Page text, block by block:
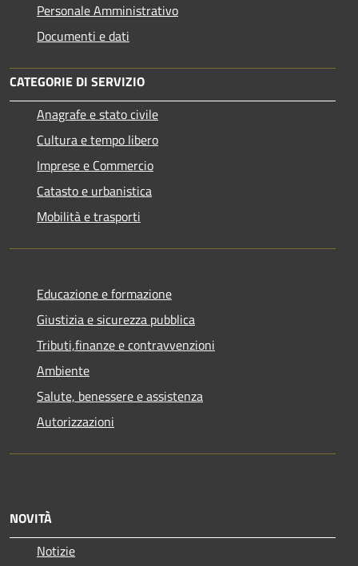
Personale Amministrativo
Documenti e dati
CATEGORIE DI SERVIZIO
Anagrafe e stato civile
Cultura e tempo libero
Imprese e Commercio
Catasto e urbanistica
Mobilità e trasporti
Educazione e formazione
Giustizia e sicurezza pubblica
Tributi,finanze e contravvenzioni
Ambiente
Salute, benessere e assistenza
Autorizzazioni
NOVITÀ
Notizie